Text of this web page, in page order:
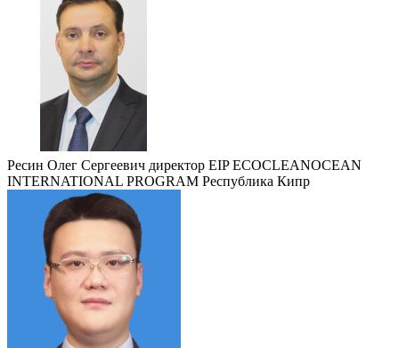
Ресин Олег Сергеевич директор EIP ECOCLEANOCEAN
INTERNATIONAL PROGRAM Республика Кипр